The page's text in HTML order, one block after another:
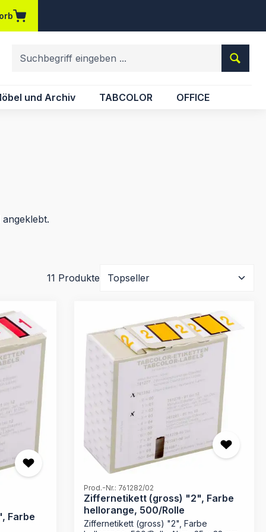
Merkzettel
und Archiv TABCOLOR OFFICE
11 Produkte
Farbe
Prod.-Nr.: 761282/02
Ziffernetikett (gross) "2", Farbe
hellorange, 500/Rolle
Ziffernetikett (gross) "2", Farbe